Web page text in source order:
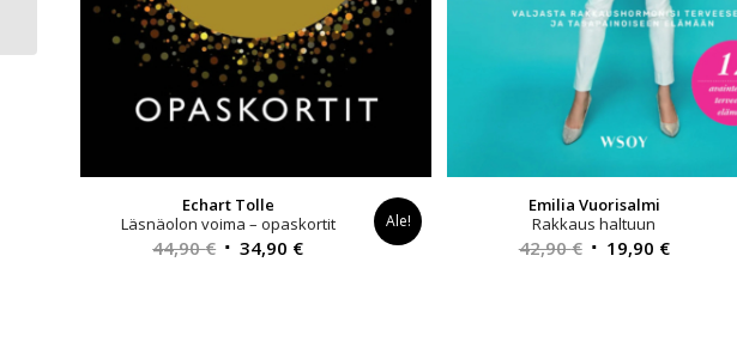
Echart Tolle
Läsnäolon voima – opaskortit
44,90€ Alkuperäinen
34,90 €Nykyinen
Ale!
Emilia Vuorisalmi
Rakkaus haltuun
42,90€ Alkuperäinen
19,90 €Nykyinen
Jalkapallon musta kirja